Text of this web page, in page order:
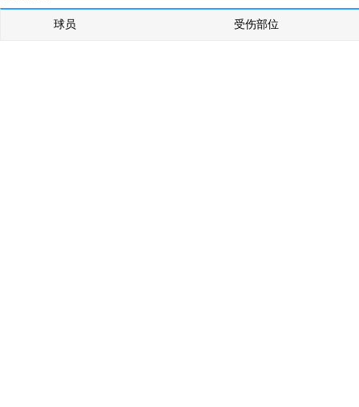
球员 受伤部位